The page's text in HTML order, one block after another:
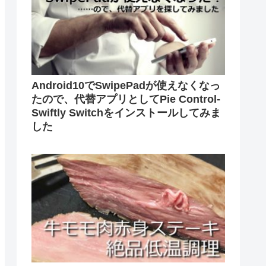
Android10でSwipePadが使えなくなっ
たので、代替アプリとしてPie Control-
Swiftly Switchをインストールしてみま
した